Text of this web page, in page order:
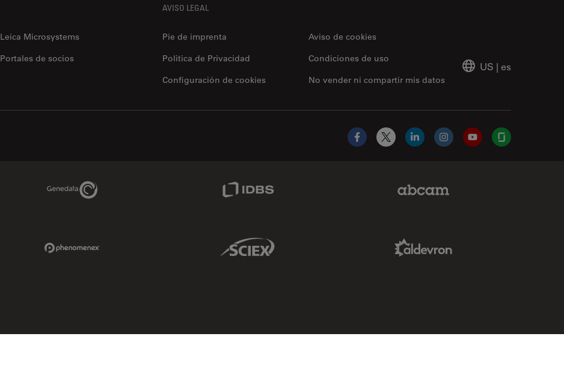
Leica Microsystems
Portales de socios
AVISO LEGAL
Pie de imprenta
Aviso de cookies
Politica de Privacidad
No vender ni compartir mis datos
Condiciones de uso
Configuración de cookies
US | es
Facebook
X LinkedInInstagramYouTubeGlassdoor
Genedata Link IDBS Link
Sciex Link